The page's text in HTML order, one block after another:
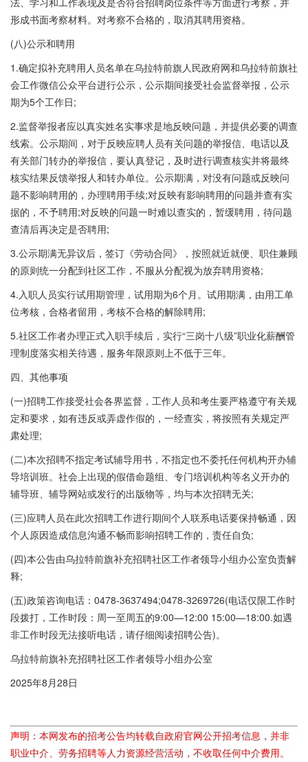
形成书面考察材料。对考察不合格的，取消其聘用资格。
(八)公示和聘用
1.确定拟补充聘用人员名单在乌拉特前旗人民政府网和乌拉特前旗社
会工作微信公众平台进行公示，公示期间接受社会监督举报，公示
期为5个工作日;
2.监督举报者应以真实姓名实事求是地反映问题，并提供必要的调查
线索。公示期间，对于反映应聘人员有关问题的举报信、电话以及
有关部门转办的举报信，要认真登记，及时进行调查核实并将最终
核实结果反馈举报人和转办单位。公示期满，对没有问题或反映问
题不影响聘用的，办理聘用手续;对反映有影响聘用的问题并查有实
据的，不予聘用;对反映的问题一时难以查实的，暂缓聘用，待问题
查清后再决定是否聘用;
3.公示期满无异议后，签订《劳动合同》，按照就近就便、职住兼顾
的原则统一分配到社区工作，不服从分配视为放弃聘用资格;
4.入职人员实行试用期管理，试用期为6个月。试用期满，由用工单
位考核，合格者留用，考核不合格的解除聘用;
5.社区工作者办理正式入职手续后，实行“三岗十八级”职业化薪酬管
理制度落实相关待遇，服务年限原则上不低于三年。
四、其他事项
(一)招聘工作接受社会各界监督，工作人员和考生要严格遵守有关规
定和要求，如有违反或弄虚作假的，一经查实，将按照有关规定严
肃处理;
(二)本次招聘不指定考试辅导用书，不指定也不委托任何机构开办辅
导培训班。社会上出现的假借命题组、专门培训机构等名义开办的
辅导班、辅导网站或发行的出版物等，均与本次招聘无关;
(三)应聘人员在此次招聘工作进行期间个人联系电话要保持畅通，因
个人原因造成信息沟通不畅而影响招聘工作的，责任自负;
(四)本公告由乌拉特前旗补充招聘社区工作者领导小组办公室负责解
释;
(五)政策咨询电话：0478-3637494;0478-3269726(电话仅限工作时
段拨打，工作时段：周一至周五的9:00—12:00 15:00—18:00.如遇
非工作时段无法接听电话，请仔细阅读招聘公告)。
乌拉特前旗补充招聘社区工作者领导小组办公室
2025年8月28日
声明：本网发布的招考公告均转载自政府官网公开招考信息，并非
职业中介、劳务招聘等人力资源经营活动，不收取任何中介费用。